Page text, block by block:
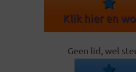
Klik hier en
Geen lid, wel